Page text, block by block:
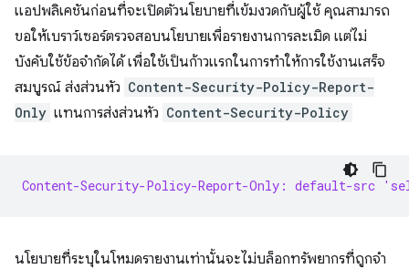
แอปพลิเคชันก่อนที่จะเปิดตัวนโยบายที่เข้มงวดกับผู้ใช้ คุณสามารถ
ขอให้เบราว์เซอร์ตรวจสอบนโยบายเพื่อรายงานการละเมิด แต่ไม่
บังคับใช้ข้อจำกัดได้ เพื่อใช้เป็นก้าวแรกในการทำให้การใช้งานเสร็จ
สมบูรณ์ ส่งส่วนหัว Content-Security-Policy-Report-
Only แทนการส่งส่วนหัว Content-Security-Policy
Content-Security-Policy-Report-Only: default-src
นโยบายที่ระบุในโหมดรายงานเท่านั้นจะไม่บล็อกทรัพยากรที่ถูกจํา